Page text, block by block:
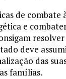
de
e
deve
das
famílias.